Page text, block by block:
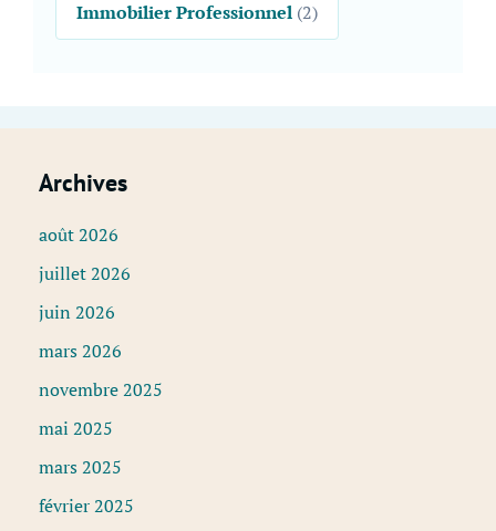
Immobilier Professionnel (2)
Archives
août 2026
juillet 2026
juin 2026
mars 2026
novembre 2025
mai 2025
mars 2025
février 2025